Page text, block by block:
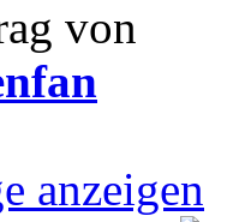
von
anzeigen